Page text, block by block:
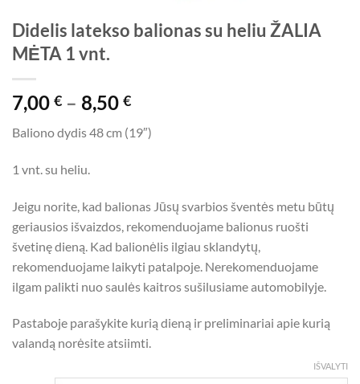
Didelis latekso balionas su heliu ŽALIA
MĖTA 1 vnt.
7,00 € – 8,50 €Price
7,00 €
Baliono dydis 48 cm (19″)
1 vnt. su heliu.
Jeigu norite, kad balionas Jūsų svarbios šventės metu būtų
geriausios išvaizdos, rekomenduojame balionus ruošti
švetinę dieną. Kad balionėlis ilgiau sklandytų,
rekomenduojame laikyti patalpoje. Nerekomenduojame
ilgam palikti nuo saulės kaitros sušilusiame automobilyje.
Pastaboje parašykite kurią dieną ir preliminariai apie kurią
valandą norėsite atsiimti.
IŠVALYTI